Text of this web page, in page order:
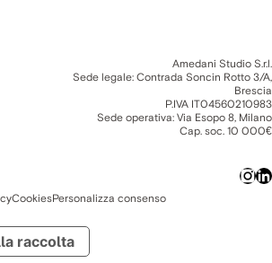
Amedani Studio S.r.l.
Sede legale: Contrada Soncin Rotto 3/A,
Brescia
P.IVA IT04560210983
Sede operativa: Via Esopo 8, Milano
Cap. soc. 10 000€
CookiesPersonalizza consenso
raccolta